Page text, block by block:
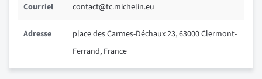
Courriel contact@tc.michelin.eu
Adresse
place des Carmes-Déchaux 23, 63000 Clermont-
Ferrand, France